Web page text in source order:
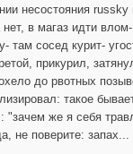
несостояния russky
в магаз идти
там сосед курит-
прикурил,
до рвотных
такое
"зачем же я себя
не поверите: запах...